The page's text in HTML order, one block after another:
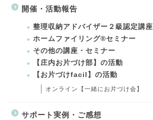
開催・活動報告
整理収納アドバイザー２級認定講座
ホームファイリング®セミナー
その他の講座・セミナー
【庄内お片づけ部】の活動
【お片づけfacil】の活動
オンライン【一緒にお片づけ会】
サポート実例・ご感想